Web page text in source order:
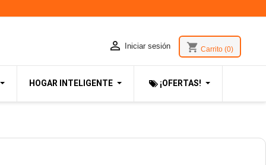
 Iniciar sesión shopping_cart Carrito (0)
HOGAR INTELIGENTE ¡OFERTAS!